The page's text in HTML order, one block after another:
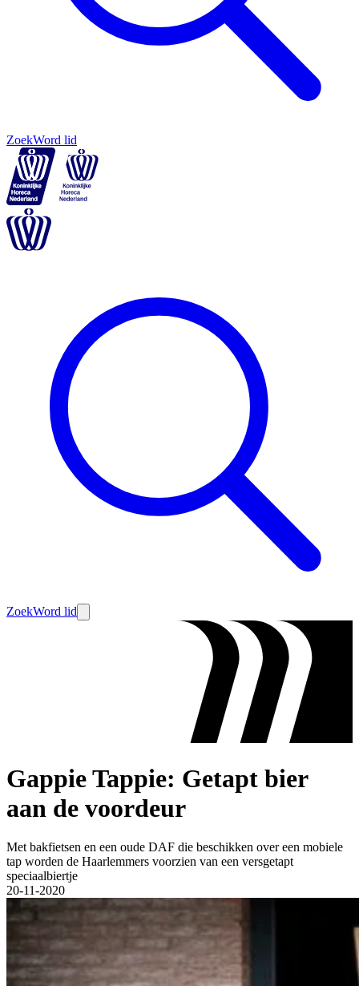
ZoekWord lid
ZoekWord lid
Gappie Tappie: Getapt bier
aan de voordeur
Met bakfietsen en een oude DAF die beschikken over een mobiele
tap worden de Haarlemmers voorzien van een versgetapt
speciaalbiertje
20-11-2020